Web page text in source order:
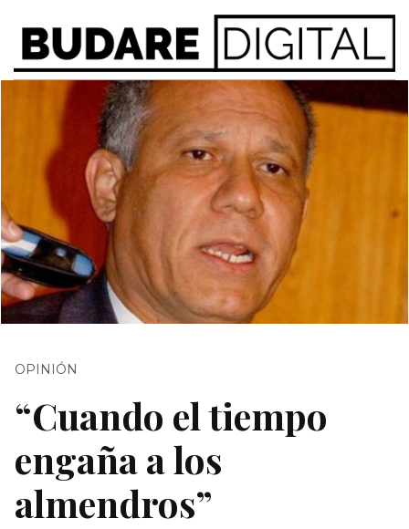
OPINIÓN
“Cuando el tiempo
engaña a los
almendros”